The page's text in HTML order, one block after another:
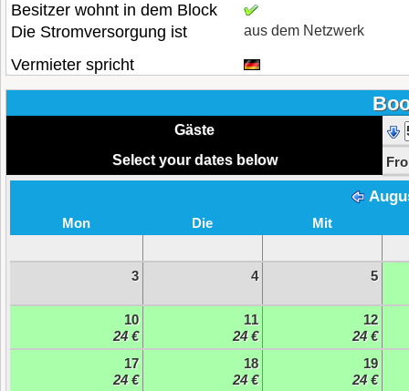
Besitzer wohnt in dem Block
Die Stromversorgung ist
aus dem Netzwerk
Vermieter spricht
Gäste
Select your dates below
Mon Die Mit
3 4 5
10
24 €
11
24 €
12
24 €
17
24 €
18
24 €
19
24 €